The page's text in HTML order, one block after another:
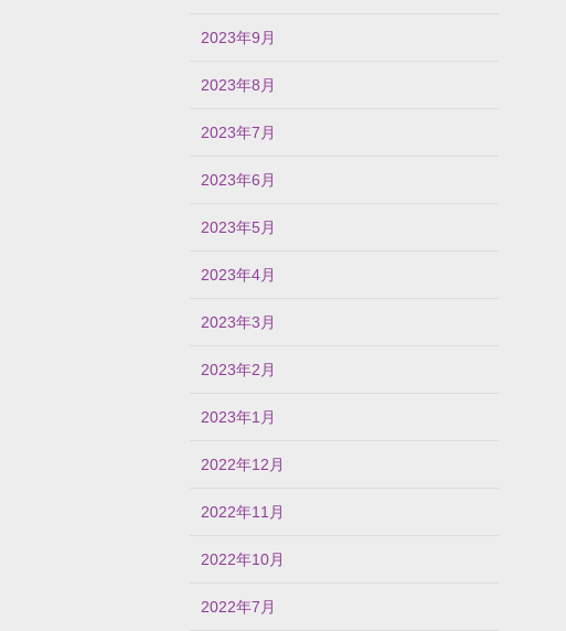
2023年9月
2023年8月
2023年7月
2023年6月
2023年5月
2023年4月
2023年3月
2023年2月
2023年1月
2022年12月
2022年11月
2022年10月
2022年7月